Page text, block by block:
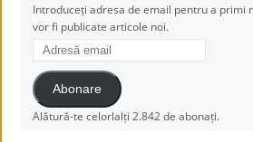
Introduceți adresa de email pentru a primi
vor fi publicate articole noi.
Adresă
email
Abonare
Alătură-te celorlalți 2.842 de abonați.